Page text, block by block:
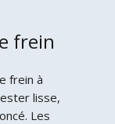
frein
frein à
lisse,
Les